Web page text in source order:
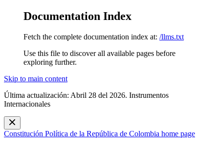
Documentation Index
Fetch the complete documentation index at: /llms.txt
Use this file to discover all available pages before
exploring further.
Skip to main content
Última actualización: Abril 28 del 2026. Instrumentos
Internacionales
Constitución Política de la República de Colombia home page